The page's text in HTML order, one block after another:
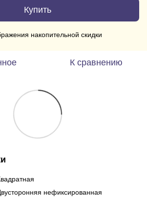
Купить
накопительной скидки
К сравнению
нефиксированная